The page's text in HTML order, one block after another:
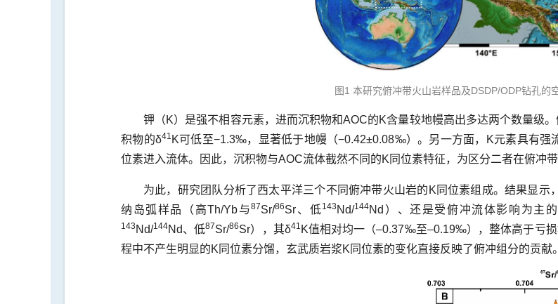
图1 本研究俯冲带火山岩样品及DSDP/ODP钻孔的
钾（K）是强不相容元素，进而沉积物和AOC的K含量较地幔高出多达两个数量级
积物的δ41 K可低至−1.3‰，显著低于地幔（−0.42±0.08‰）。另一方面，K元素具有强
位素进入流体。因此，沉积物与AOC流体截然不同的K同位素特征，为区分二者在俯冲
为此，研究团队分析了西太平洋三个不同俯冲带火山岩的K同位素组成。结果显
纳岛弧样品（高Th/Yb与87Sr/86Sr、低143 Nd/144Nd）、还是受俯冲流体影响为主
143 Nd/144Nd、低87Sr/86Sr），其δ41 K值相对均一（–0.37‰至–0.19‰），整体高于亏
程中不产生明显的K同位素分馏，玄武质岩浆K同位素的变化直接反映了俯冲组分的贡献。